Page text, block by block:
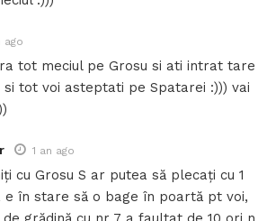
ago
tot meciul pe Grosu si ati intrat tare
si tot voi asteptati pe Spatarei :))) vai
1 an ago
cu Grosu S ar putea să plecați cu 1
e în stare să o bage în poartă pt voi,